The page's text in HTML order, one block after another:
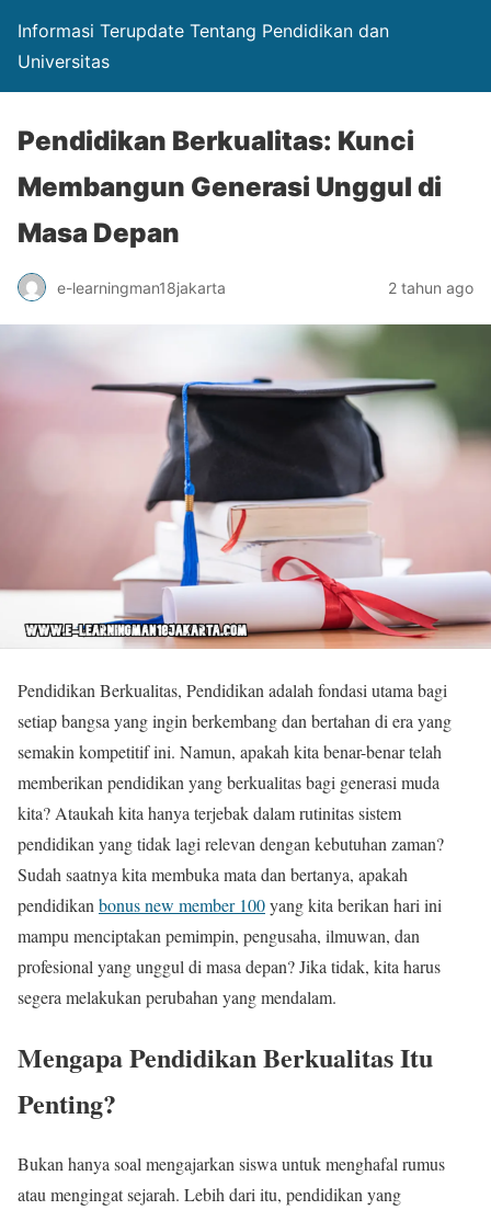
Informasi Terupdate Tentang Pendidikan dan
Universitas
Pendidikan Berkualitas: Kunci
Membangun Generasi Unggul di
Masa Depan
e-learningman18jakarta 2 tahun ago
Pendidikan Berkualitas, Pendidikan adalah fondasi utama bagi
setiap bangsa yang ingin berkembang dan bertahan di era yang
semakin kompetitif ini. Namun, apakah kita benar-benar telah
memberikan pendidikan yang berkualitas bagi generasi muda
kita? Ataukah kita hanya terjebak dalam rutinitas sistem
pendidikan yang tidak lagi relevan dengan kebutuhan zaman?
Sudah saatnya kita membuka mata dan bertanya, apakah
pendidikan bonus new member 100yang kita berikan hari ini
mampu menciptakan pemimpin, pengusaha, ilmuwan, dan
profesional yang unggul di masa depan? Jika tidak, kita harus
segera melakukan perubahan yang mendalam.
Mengapa Pendidikan Berkualitas Itu
Penting?
Bukan hanya soal mengajarkan siswa untuk menghafal rumus
atau mengingat sejarah. Lebih dari itu, pendidikan yang